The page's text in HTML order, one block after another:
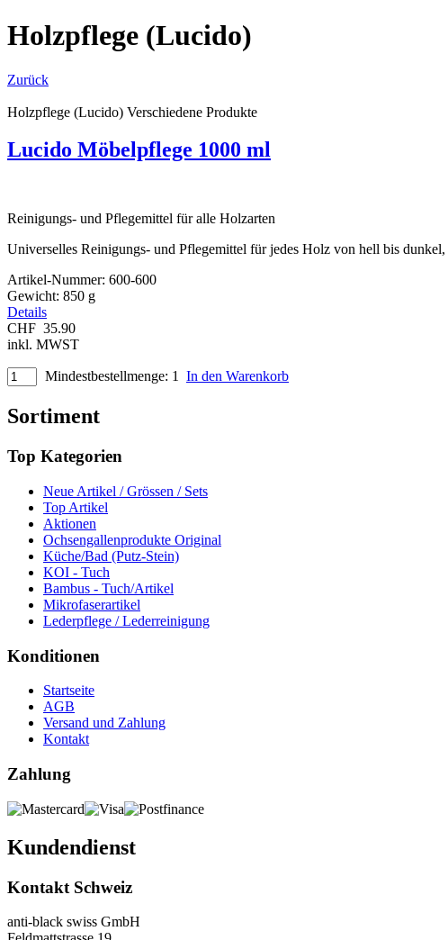
Holzpflege (Lucido)
Zurück
Holzpflege (Lucido) Verschiedene Produkte
Lucido Möbelpflege 1000 ml
Reinigungs- und Pflegemittel für alle Holzarten
Universelles Reinigungs- und Pflegemittel für jedes Holz von hell bis
Artikel-Nummer: 600-600
Gewicht: 850 g
Details
CHF 35.90
inkl. MWST
Mindestbestellmenge: 1 In den Warenkorb
Sortiment
Top Kategorien
Neue Artikel / Grössen / Sets
Top Artikel
Aktionen
Ochsengallenprodukte Original
Küche/Bad (Putz-Stein)
KOI - Tuch
Bambus - Tuch/Artikel
Mikrofaserartikel
Lederpflege / Lederreinigung
Konditionen
Startseite
AGB
Versand und Zahlung
Kontakt
Zahlung
Kundendienst
Kontakt Schweiz
anti-black swiss GmbH